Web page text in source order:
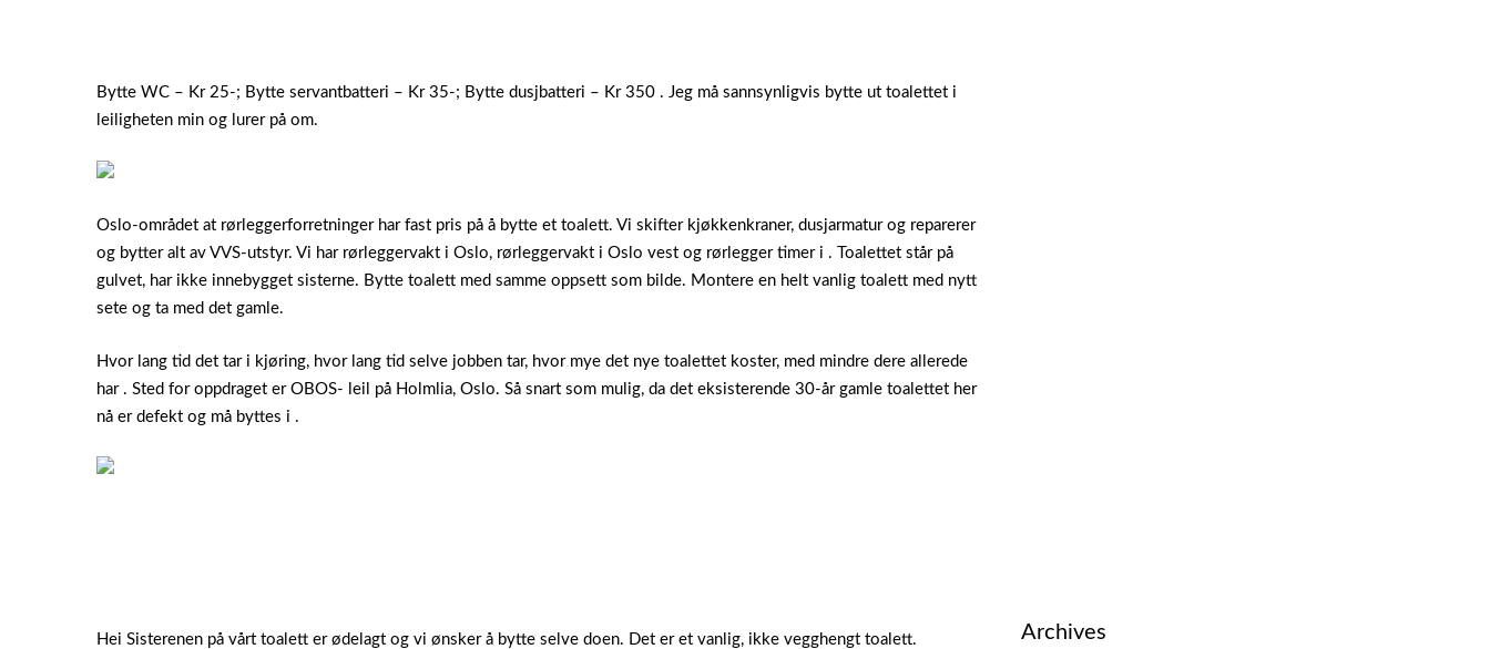
Bytte WC – Kr 25-; Bytte servantbatteri – Kr 35-; Bytte dusjbatteri – Kr 350 . Jeg må sannsynligvis bytte ut toalettet i
leiligheten min og lurer på om.
Oslo-området at rørleggerforretninger har fast pris på å bytte et toalett. Vi skifter kjøkkenkraner, dusjarmatur og reparerer
og bytter alt av VVS-utstyr. Vi har rørleggervakt i Oslo, rørleggervakt i Oslo vest og rørlegger timer i . Toalettet står på
gulvet, har ikke innebygget sisterne. Bytte toalett med samme oppsett som bilde. Montere en helt vanlig toalett med nytt
sete og ta med det gamle.
Hvor lang tid det tar i kjøring, hvor lang tid selve jobben tar, hvor mye det nye toalettet koster, med mindre dere allerede
har . Sted for oppdraget er OBOS- leil på Holmlia, Oslo. Så snart som mulig, da det eksisterende 30-år gamle toalettet her
nå er defekt og må byttes i .
Hei Sisterenen på vårt toalett er ødelagt og vi ønsker å bytte selve doen. Det er et vanlig, ikke vegghengt toalett.
Archives